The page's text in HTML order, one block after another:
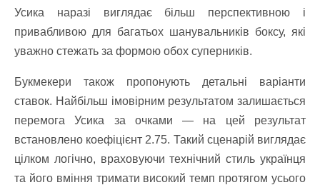
Усика
наразі виглядає більш перспективною і
привабливою для багатьох шанувальників боксу, які
уважно стежать за формою обох суперників.
Букмекери також пропонують детальні варіанти
ставок. Найбільш імовірним результатом залишається
перемога Усика за очками — на цей результат
встановлено коефіцієнт 2.75. Такий сценарій виглядає
цілком логічно, враховуючи технічний стиль українця
та його вміння тримати високий темп протягом усього